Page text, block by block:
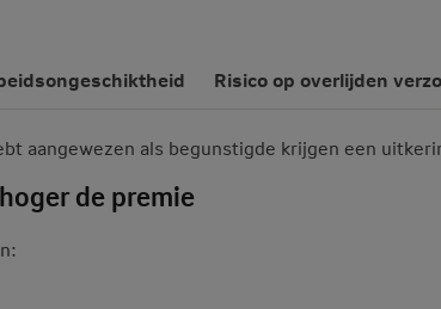
Risico op overlijden
aangewezen als begunstigde krijgen een
de premie